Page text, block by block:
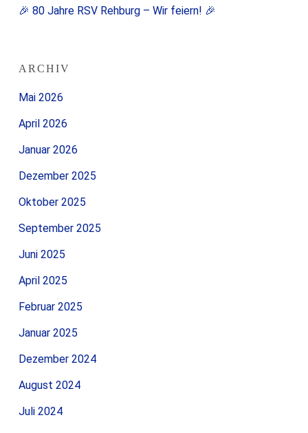
🎉 80 Jahre RSV Rehburg – Wir feiern! 🎉
ARCHIV
Mai 2026
April 2026
Januar 2026
Dezember 2025
Oktober 2025
September 2025
Juni 2025
April 2025
Februar 2025
Januar 2025
Dezember 2024
August 2024
Juli 2024